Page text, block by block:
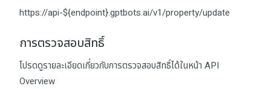
https://api-${endpoint}.gptbots.ai/v1/property/update
การตรวจสอบสิทธิ์
โปรดดูรายละเอียดเกี่ยวกับการตรวจสอบสิทธิ์ได้ในหน้า API
Overview